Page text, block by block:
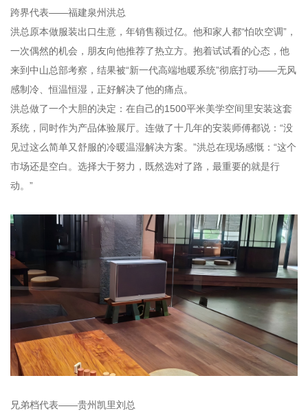
跨界代表——福建泉州洪总
洪总原本做服装出口生意，年销售额过亿。他和家人都“怕吹空调”，
一次偶然的机会，朋友向他推荐了热立方。抱着试试看的心态，他
来到中山总部考察，结果被“新一代高端地暖系统”彻底打动——无风
感制冷、恒温恒湿，正好解决了他的痛点。
洪总做了一个大胆的决定：在自己的1500平米美学空间里安装这套
系统，同时作为产品体验展厅。连做了十几年的安装师傅都说：“没
见过这么简单又舒服的冷暖温湿解决方案。”洪总在现场感慨：“这个
市场还是空白。选择大于努力，既然选对了路，最重要的就是行
动。”
兄弟档代表——贵州凯里刘总